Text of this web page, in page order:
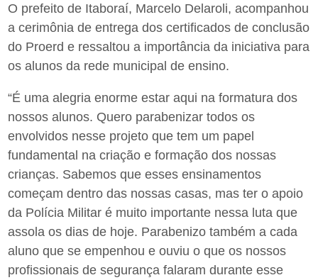
O prefeito de Itaboraí, Marcelo Delaroli, acompanhou
a cerimônia de entrega dos certificados de conclusão
do Proerd e ressaltou a importância da iniciativa para
os alunos da rede municipal de ensino.
“É uma alegria enorme estar aqui na formatura dos
nossos alunos. Quero parabenizar todos os
envolvidos nesse projeto que tem um papel
fundamental na criação e formação dos nossas
crianças. Sabemos que esses ensinamentos
começam dentro das nossas casas, mas ter o apoio
da Polícia Militar é muito importante nessa luta que
assola os dias de hoje. Parabenizo também a cada
aluno que se empenhou e ouviu o que os nossos
profissionais de segurança falaram durante esse